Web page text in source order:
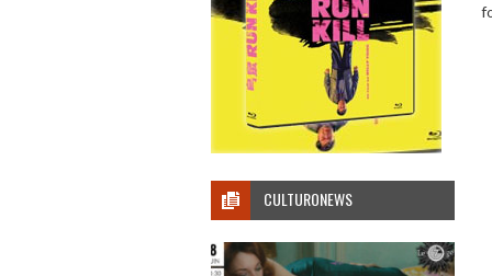
CULTURONEWS